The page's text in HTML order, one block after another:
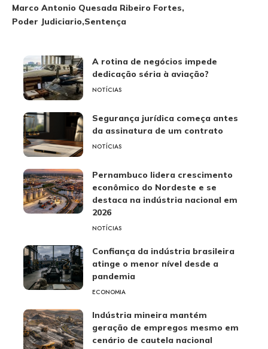
Marco Antonio Quesada Ribeiro Fortes
Poder Judiciario Sentença
A rotina de negócios impede
dedicação séria à aviação?
NOTÍCIAS
Segurança jurídica começa antes
da assinatura de um contrato
NOTÍCIAS
Pernambuco lidera crescimento
econômico do Nordeste e se
destaca na indústria nacional em
2026
NOTÍCIAS
Confiança da indústria brasileira
atinge o menor nível desde a
pandemia
ECONOMIA
Indústria mineira mantém
geração de empregos mesmo em
cenário de cautela nacional